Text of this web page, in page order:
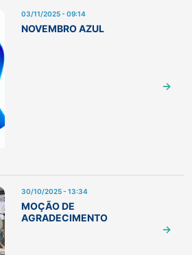
03/11/2025 - 09:14
NOVEMBRO AZUL
30/10/2025 - 13:34
MOÇÃO DE
AGRADECIMENTO